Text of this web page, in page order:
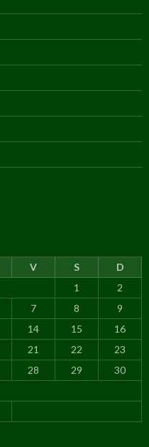
V S D
1
2
7 8
9
14 15
16
21 22
23
28 29
30